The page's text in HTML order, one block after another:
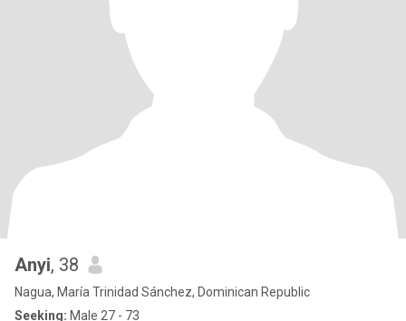
Anyi, 38
Nagua, María Trinidad Sánchez, Dominican Republic
Seeking: Male 27 - 73